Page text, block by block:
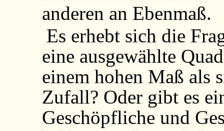
anderen an Ebenmaß.
Es erhebt sich die
eine ausgewählte
einem hohen Maß als
Zufall? Oder gibt es
Geschöpfliche und